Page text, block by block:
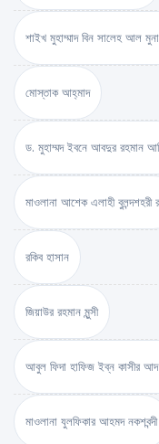
শাইখ মুহাম্মাদ বিন সালেহ আল
মোস্তাক আহ্‌মাদ
ড. মুহাম্মদ ইবনে আবদুর রহমান
মাওলানা আশেক এলাহী বুলন্দশহরী
রকিব হাসান
জিয়াউর রহমান মুন্সী
আবুল ফিদা হাফিজ ইব্‌ন কাসীর
মাওলানা যুলফিকার আহমদ নকশবন্দী